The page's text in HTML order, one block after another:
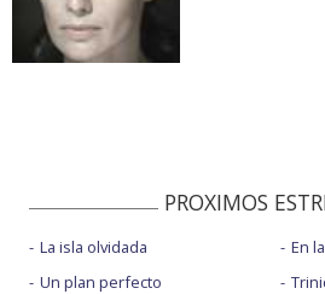
PROXIMOS
La isla olvidada
Un plan perfecto
En